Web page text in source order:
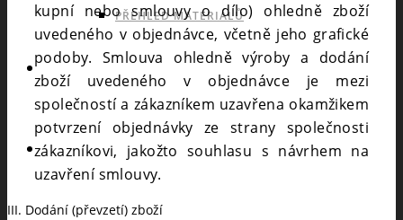
PŘEHLED MATERIÁLŮ
KATALOGY
POPTÁVKA
kupní nebo smlouvy o dílo) ohledně zboží
uvedeného v objednávce, včetně jeho grafické
podoby. Smlouva ohledně výroby a dodání
zboží uvedeného v objednávce je mezi
společností a zákazníkem uzavřena okamžikem
potvrzení objednávky ze strany společnosti
zákazníkovi, jakožto souhlasu s návrhem na
uzavření smlouvy.
III. Dodání (převzetí) zboží